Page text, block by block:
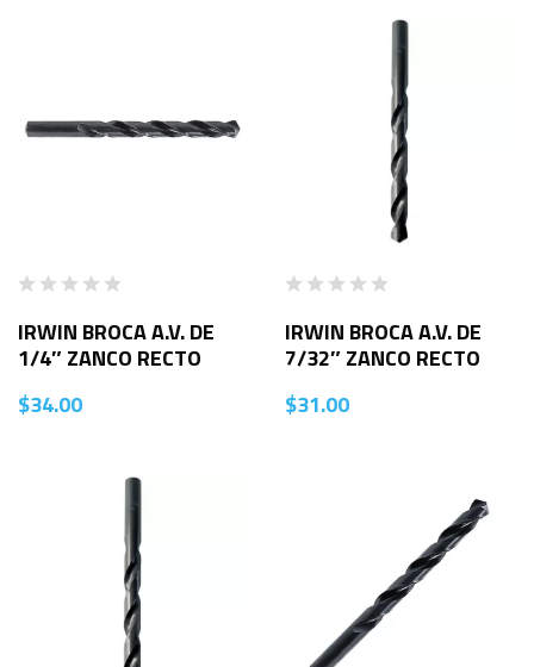
IRWIN BROCA A.V. DE
1/4″ ZANCO RECTO
$34.00
IRWIN BROCA A.V. DE
7/32″ ZANCO RECTO
$31.00